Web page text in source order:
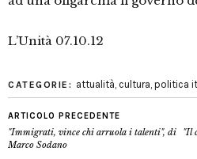
L’Unità 07.10.12
CATEGORIE: attualità, cultura, politica
ARTICOLO PRECEDENTE
"Immigrati, vince chi arruola i talenti", di
Marco Sodano
"Il